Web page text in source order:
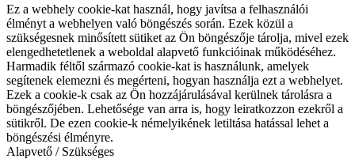
Ez a webhely cookie-kat használ, hogy javítsa a felhasználói
élményt a webhelyen való böngészés során. Ezek közül a
szükségesnek minősített sütiket az Ön böngészője tárolja, mivel ezek
elengedhetetlenek a weboldal alapvető funkcióinak működéséhez.
Harmadik féltől származó cookie-kat is használunk, amelyek
segítenek elemezni és megérteni, hogyan használja ezt a webhelyet.
Ezek a cookie-k csak az Ön hozzájárulásával kerülnek tárolásra a
böngészőjében. Lehetősége van arra is, hogy leiratkozzon ezekről a
sütikről. De ezen cookie-k némelyikének letiltása hatással lehet a
böngészési élményre.
Alapvető / Szükséges